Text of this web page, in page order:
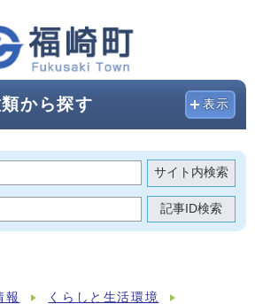
から探す 表示
サイト内検索
記事ID検索
報 くらしと生活環境